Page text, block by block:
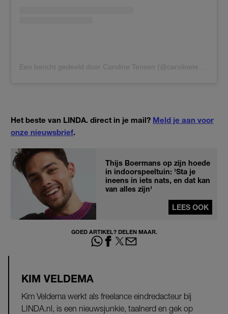
Het beste van LINDA. direct in je mail? Meld je aan voor
onze nieuwsbrief.
Thijs Boermans op zijn hoede
in indoorspeeltuin: 'Sta je
ineens in iets nats, en dat kan
van alles zijn'
LEES OOK
GOED ARTIKEL? DELEN MAAR.
KIM VELDEMA
Kim Veldema werkt als freelance eindredacteur bij
LINDA.nl, is een nieuwsjunkie, taalnerd en gek op